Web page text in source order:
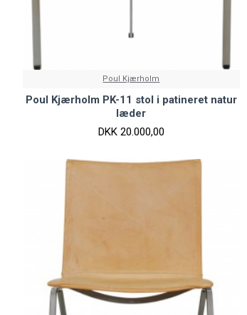
Poul Kjærholm
Poul Kjærholm PK-11 stol i patineret natur
læder
DKK 20.000,00